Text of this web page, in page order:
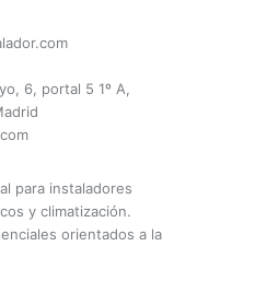
6, portal 5 1º A,
para instaladores
y climatización.
orientados a la